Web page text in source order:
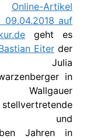
Online-Artikel
09.04.2018 auf
geht es
Eiter der
Julia
in
Wallgauer
und
Jahren in